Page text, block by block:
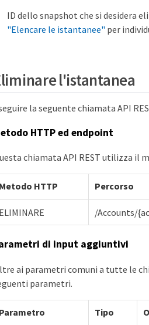
ID dello snapshot che si desidera
"Elencare le istantanee" per
l'istantanea
la seguente chiamata API
HTTP ed endpoint
chiamata API REST utilizza il
Metodo HTTP Percorso
ELIMINARE /Accounts/
di input aggiuntivi
ai parametri comuni a tutte le
parametri.
Parametro Tipo